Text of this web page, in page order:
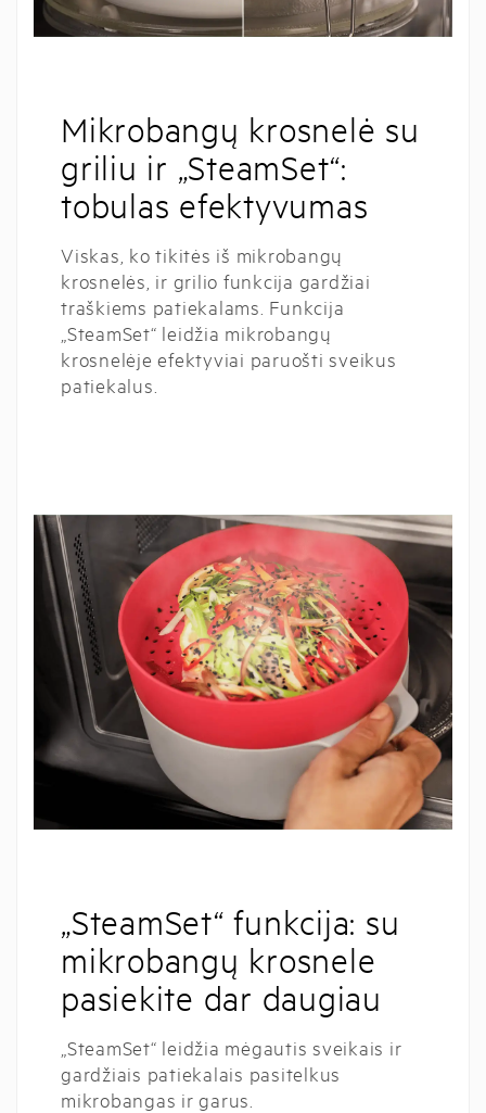
Mikrobangų krosnelė su
griliu ir „SteamSet“:
tobulas efektyvumas
Viskas, ko tikitės iš mikrobangų
krosnelės, ir grilio funkcija gardžiai
traškiems patiekalams. Funkcija
„SteamSet“ leidžia mikrobangų
krosnelėje efektyviai paruošti sveikus
patiekalus.
„SteamSet“ funkcija: su
mikrobangų krosnele
pasiekite dar daugiau
„SteamSet“ leidžia mėgautis sveikais ir
gardžiais patiekalais pasitelkus
mikrobangas ir garus.